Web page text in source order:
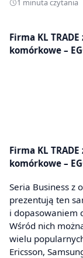
1 minuta czytania
Firma KL
komórkowe –
Firma KL
komórkowe –
Seria Business z
prezentują ten
i dopasowaniem
Wśród nich
wielu
Ericsson,